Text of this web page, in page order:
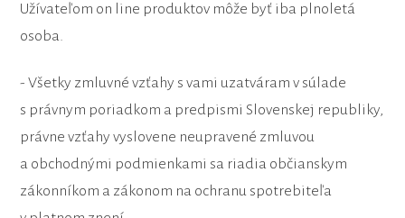
Užívateľom on line produktov môže byť iba plnoletá
osoba.
- Všetky zmluvné vzťahy s vami uzatváram v súlade
s právnym poriadkom a predpismi Slovenskej republiky,
právne vzťahy vyslovene neupravené zmluvou
a obchodnými podmienkami sa riadia občianskym
zákonníkom a zákonom na ochranu spotrebiteľa